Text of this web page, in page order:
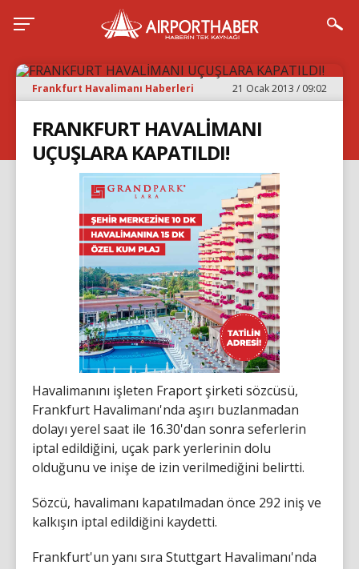
Frankfurt Havalimanı Haberleri 21 Ocak 2013 / 09:02
FRANKFURT HAVALİMANI
UÇUŞLARA KAPATILDI!
Havalimanını işleten Fraport şirketi sözcüsü,
Frankfurt Havalimanı'nda aşırı buzlanmadan
dolayı yerel saat ile 16.30'dan sonra seferlerin
iptal edildiğini, uçak park yerlerinin dolu
olduğunu ve inişe de izin verilmediğini belirtti.
Sözcü, havalimanı kapatılmadan önce 292 iniş ve
kalkışın iptal edildiğini kaydetti.
Frankfurt'un yanı sıra Stuttgart Havalimanı'nda